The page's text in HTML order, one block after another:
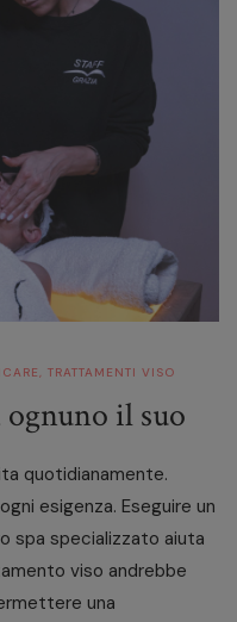
, TRATTAMENTI VISO
il suo
quotidianamente.
esigenza. Eseguire un
spa specializzato aiuta
viso andrebbe
una